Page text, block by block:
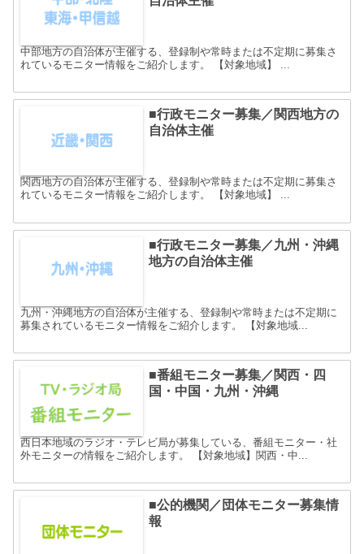
中部地方の自治体が主催する、登録制や常時または不定期に募集さ
れているモニター情報をご紹介します。 【対象地域】 ...
■行政モニター募集／関西地方の
自治体主催
関西地方の自治体が主催する、登録制や常時または不定期に募集さ
れているモニター情報をご紹介します。 【対象地域】 ...
■行政モニター募集／九州・沖縄
地方の自治体主催
九州・沖縄地方の自治体が主催する、登録制や常時または不定期に
募集されているモニター情報をご紹介します。 【対象地域...
■番組モニター募集／関西・四
国・中国・九州・沖縄
西日本地域のラジオ・テレビ局が募集している、番組モニター・社
外モニターの情報をご紹介します。 【対象地域】関西・中...
■公的機関／団体モニター募集情
報